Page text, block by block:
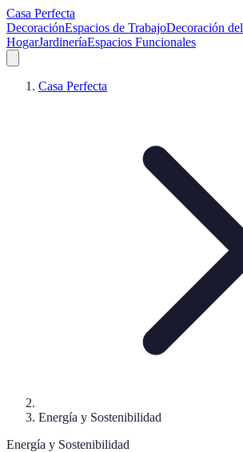
Casa Perfecta
DecoraciónEspacios de TrabajoDecoración del
HogarJardineríaEspacios Funcionales
Casa Perfecta
Energía y Sostenibilidad
Energía y Sostenibilidad